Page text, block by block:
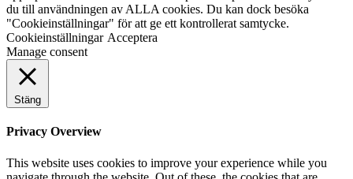
du till användningen av ALLA cookies. Du kan dock besöka
"Cookieinställningar" för att ge ett kontrollerat samtycke.
Cookieinställningar Acceptera
Manage consent
Stäng
Privacy Overview
This website uses cookies to improve your experience while you